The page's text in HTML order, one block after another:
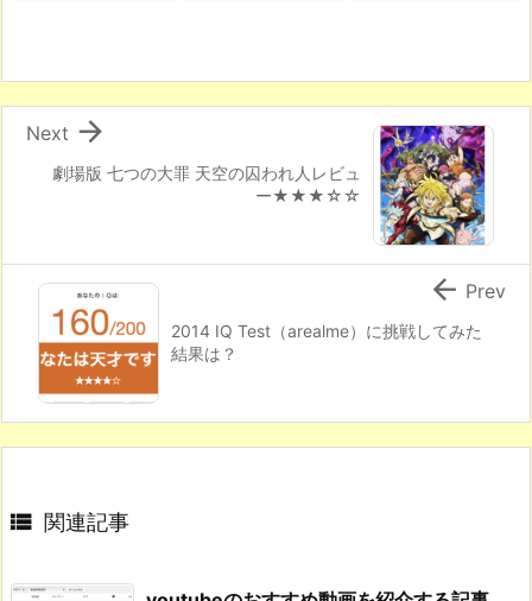
劇場版 七つの大罪 天空の囚われ人レビュ
ー★★★☆☆

Next
2014 IQ Test（arealme）に挑戦してみた
結果は？
 Prev
 関連記事